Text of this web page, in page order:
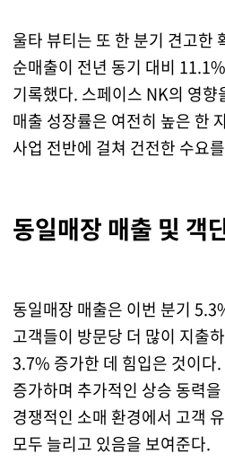
울타 뷰티는 또 한 분기 견고한
순매출이 전년 동기 대비
기록했다. 스페이스 NK의 영향
매출 성장률은 여전히 높은 한
사업 전반에 걸쳐 건전한 수요
동일매장 매출 및 객
동일매장 매출은 이번 분기
고객들이 방문당 더 많이 지출
3.7% 증가한 데 힘입은 것이다
증가하며 추가적인 상승 동력
경쟁적인 소매 환경에서 고객
모두 늘리고 있음을 보여준다.